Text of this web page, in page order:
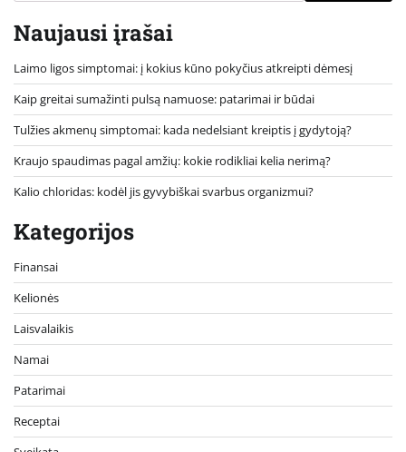
Naujausi įrašai
Laimo ligos simptomai: į kokius kūno pokyčius atkreipti dėmesį
Kaip greitai sumažinti pulsą namuose: patarimai ir būdai
Tulžies akmenų simptomai: kada nedelsiant kreiptis į gydytoją?
Kraujo spaudimas pagal amžių: kokie rodikliai kelia nerimą?
Kalio chloridas: kodėl jis gyvybiškai svarbus organizmui?
Kategorijos
Finansai
Kelionės
Laisvalaikis
Namai
Patarimai
Receptai